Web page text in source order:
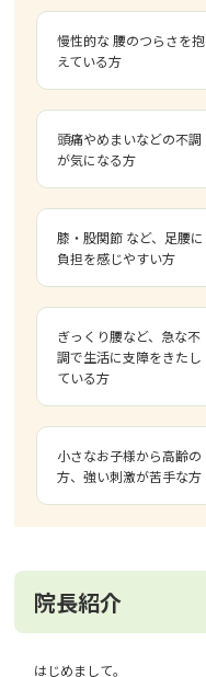
慢性的な 腰のつらさを抱
えている方
頭痛やめまいなどの不調
が気になる方
膝・股関節 など、足腰に
負担を感じやすい方
ぎっくり腰など、急な不
調で生活に支障をきたし
ている方
小さなお子様から高齢の
方、強い刺激が苦手な方
院長紹介
はじめまして。